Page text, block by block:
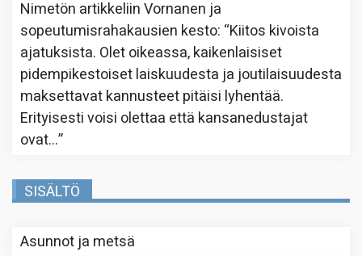
Nimetön artikkeliinVornanen ja
sopeutumisrahakausien kesto: “Kiitos kivoista
ajatuksista. Olet oikeassa, kaikenlaisiset
pidempikestoiset laiskuudesta ja joutilaisuudesta
maksettavat kannusteet pitäisi lyhentää.
Erityisesti voisi olettaa että kansanedustajat
ovat…”
SISÄLTÖ
Asunnot ja metsä